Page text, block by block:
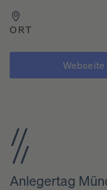
ORT
Anlegertag